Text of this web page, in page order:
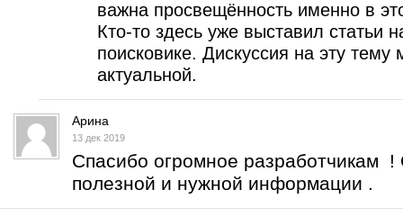
важна просвещённость именно в
Кто-то здесь уже выставил статьи
поисковике. Дискуссия на эту тему
актуальной.
Арина
13 дек 2019
Спасибо огромное разработчикам
полезной и нужной информации .